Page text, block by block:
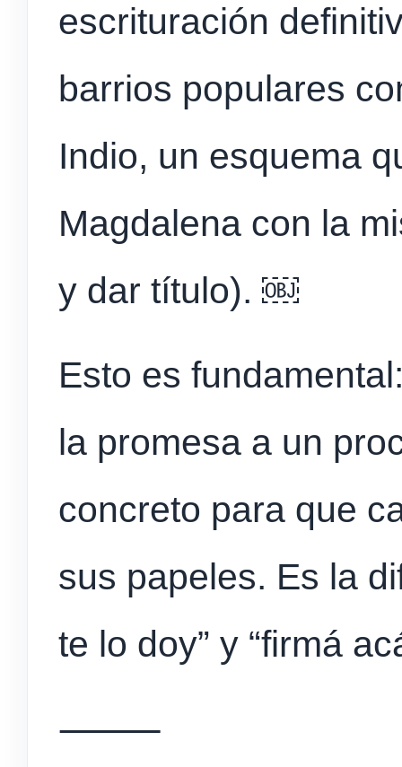
escrituración
barrios populares
Indio, un esquema
Magdalena con la
y dar título). ￼
Esto es
la promesa a un
concreto para que
sus papeles. Es la
te lo doy” y “firmá
⸻